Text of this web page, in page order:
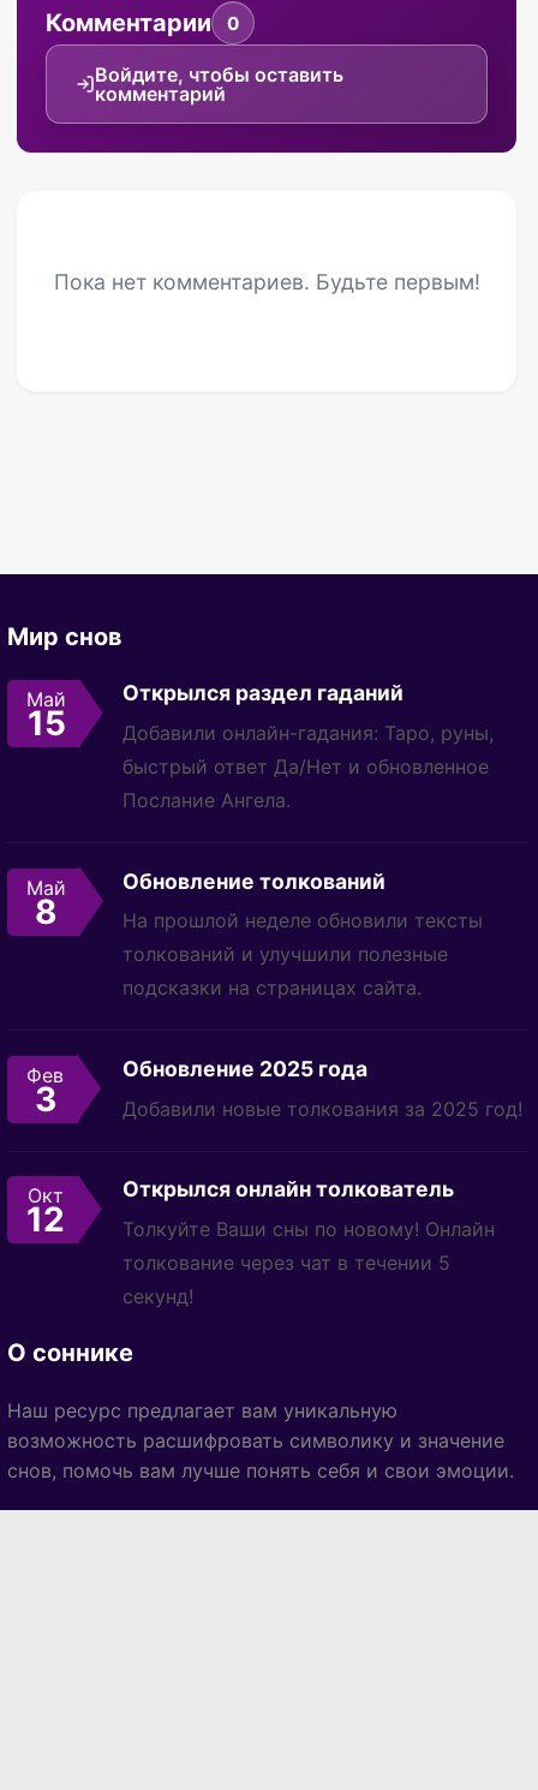
Комментарии 0
Войдите, чтобы оставить
комментарий
Пока нет комментариев. Будьте первым!
Мир снов
Май
15
Открылся раздел гаданий
Добавили онлайн-гадания: Таро, руны,
быстрый ответ Да/Нет и обновленное
Послание Ангела.
Май
8
Обновление толкований
На прошлой неделе обновили тексты
толкований и улучшили полезные
подсказки на страницах сайта.
Фев
3
Обновление 2025 года
Добавили новые толкования за 2025 год!
Окт
12
Открылся онлайн толкователь
Толкуйте Ваши сны по новому! Онлайн
толкование через чат в течении 5
секунд!
О соннике
Наш ресурс предлагает вам уникальную
возможность расшифровать символику и значение
снов, помочь вам лучше понять себя и свои эмоции.